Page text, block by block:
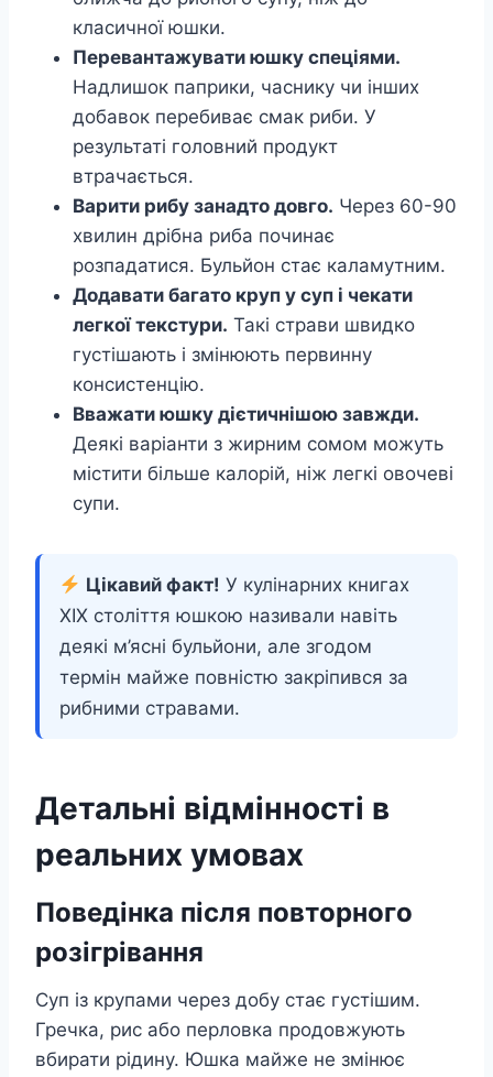
класичної юшки.
Перевантажувати юшку спеціями.
Надлишок паприки, часнику чи інших
добавок перебиває смак риби. У
результаті головний продукт
втрачається.
Варити рибу занадто довго. Через 60-90
хвилин дрібна риба починає
розпадатися. Бульйон стає каламутним.
Додавати багато круп у суп і чекати
легкої текстури. Такі страви швидко
густішають і змінюють первинну
консистенцію.
Вважати юшку дієтичнішою завжди.
Деякі варіанти з жирним сомом можуть
містити більше калорій, ніж легкі овочеві
супи.
Цікавий факт! У кулінарних книгах
XIX століття юшкою називали навіть
деякі м’ясні бульйони, але згодом
термін майже повністю закріпився за
рибними стравами.
Детальні відмінності в
реальних умовах
Поведінка після повторного
розігрівання
Суп із крупами через добу стає густішим.
Гречка, рис або перловка продовжують
вбирати рідину. Юшка майже не змінює